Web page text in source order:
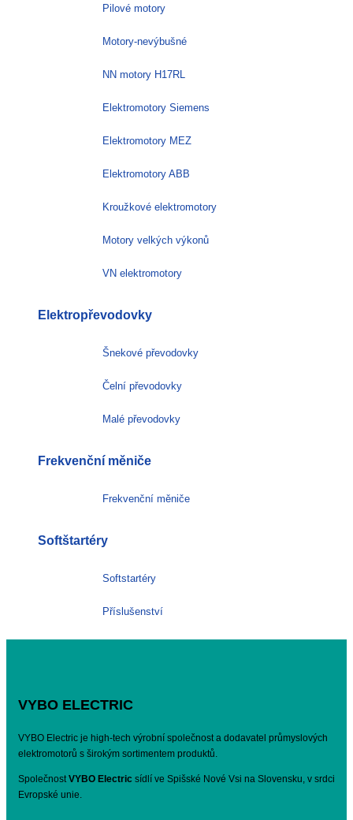
Pilové motory
Motory-nevýbušné
NN motory H17RL
Elektromotory Siemens
Elektromotory MEZ
Elektromotory ABB
Kroužkové elektromotory
Motory velkých výkonů
VN elektromotory
Elektropřevodovky
Šnekové převodovky
Čelní převodovky
Malé převodovky
Frekvenční měniče
Frekvenční měniče
Softštartéry
Softstartéry
Příslušenství
VYBO ELECTRIC
VYBO Electric je high-tech výrobní společnost a dodavatel průmyslových
elektromotorů s širokým sortimentem produktů.
SpolečnostVYBO Electric sídlí ve Spišské Nové Vsi na Slovensku, v srdci
Evropské unie.